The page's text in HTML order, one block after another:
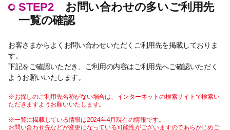
STEP2 お問い合わせの多いご利用先
一覧の確認
お客さまからよくお問い合わせいただくご利用先を掲載しておりま
す。
下記をご確認いただき、ご利用の内容はご利用先へご確認いただく
ようお願いいたします。
※お探しのご利用先名称がない場合は、インターネットの検索サイトで検索い
ただきますようお願いいたします。
※一覧に掲載している情報は2024年4月現在の情報です。
お問い合わせ先などが変更になっている可能性がございますのであらかじめご